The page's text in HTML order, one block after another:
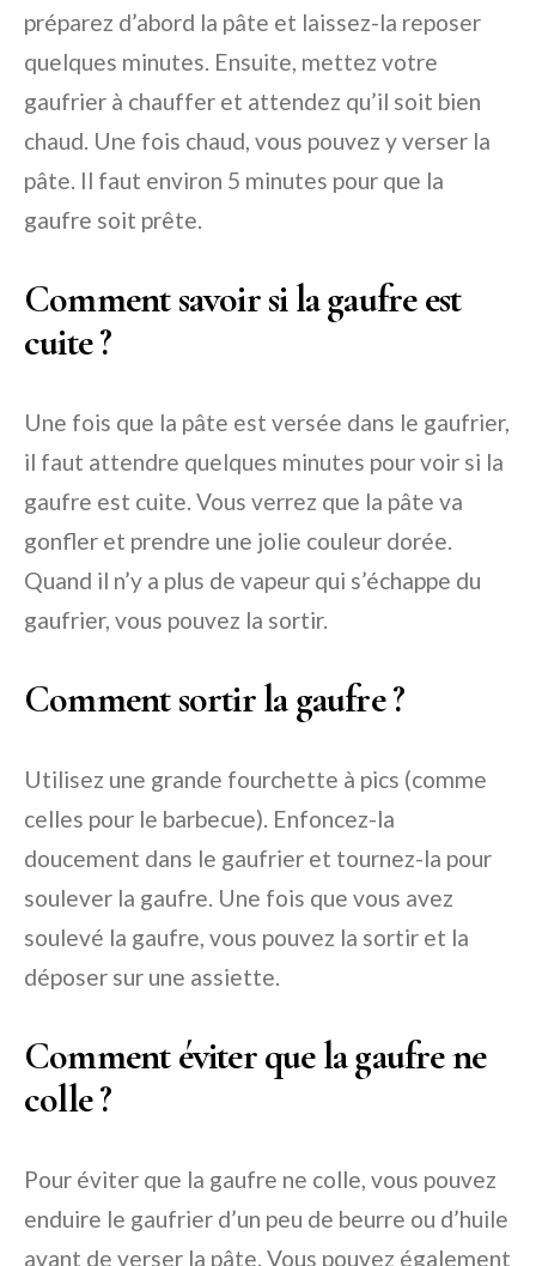
préparez d’abord la pâte et laissez-la reposer
quelques minutes. Ensuite, mettez votre
gaufrier à chauffer et attendez qu’il soit bien
chaud. Une fois chaud, vous pouvez y verser la
pâte. Il faut environ 5 minutes pour que la
gaufre soit prête.
Comment savoir si la gaufre est
cuite ?
Une fois que la pâte est versée dans le gaufrier,
il faut attendre quelques minutes pour voir si la
gaufre est cuite. Vous verrez que la pâte va
gonfler et prendre une jolie couleur dorée.
Quand il n’y a plus de vapeur qui s’échappe du
gaufrier, vous pouvez la sortir.
Comment sortir la gaufre ?
Utilisez une grande fourchette à pics (comme
celles pour le barbecue). Enfoncez-la
doucement dans le gaufrier et tournez-la pour
soulever la gaufre. Une fois que vous avez
soulevé la gaufre, vous pouvez la sortir et la
déposer sur une assiette.
Comment éviter que la gaufre ne
colle ?
Pour éviter que la gaufre ne colle, vous pouvez
enduire le gaufrier d’un peu de beurre ou d’huile
avant de verser la pâte. Vous pouvez également